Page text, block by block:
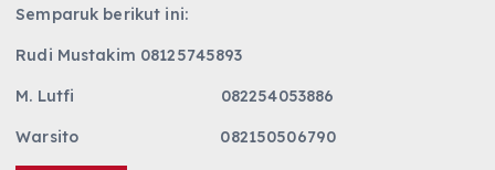
Semparuk berikut ini:
Rudi Mustakim 08125745893
M. Lutfi 082254053886
Warsito 082150506790